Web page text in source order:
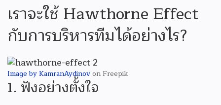
เราจะใช้ Hawthorne Effect
กับการบริหารทีมได้อย่างไร?
Image by KamranAydinovon Freepik
1. ฟังอย่างตั้งใจ